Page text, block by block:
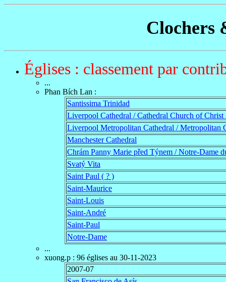
Clochers
Églises : classement par
...
Phan Bích Lan :
Santissima Trinidad
Liverpool Cathedral / Cathedral Church of
Liverpool Metropolitan Cathedral / Metropolitan
Manchester Cathedral
Chrám Panny Marie před Týnem / Notre-Dame
Svatý Vita
Saint Paul ( ? )
Saint-Maurice
Saint-Louis
Saint-André
Saint-Paul
Notre-Dame
...
xuong.p : 96 églises au 30-11-2023
2007-07